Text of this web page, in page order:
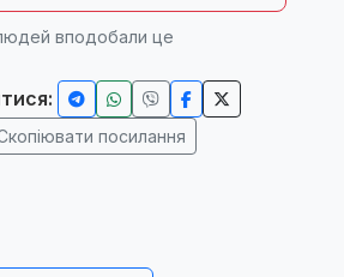
вподобали це
посилання